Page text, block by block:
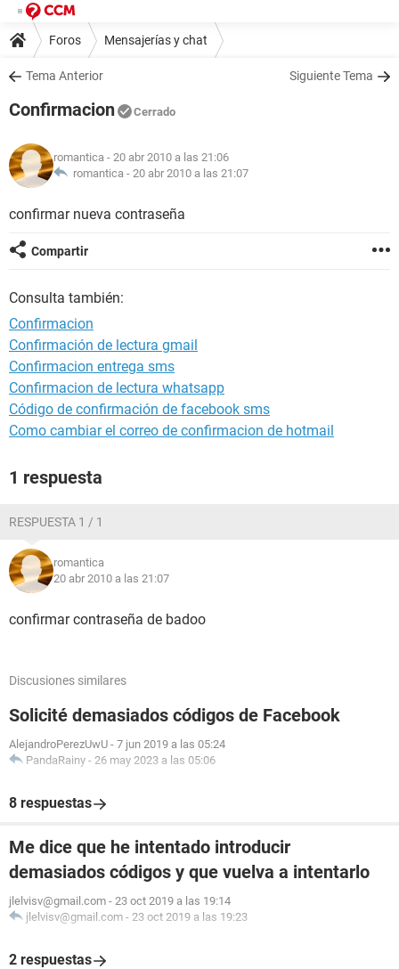
Foros Mensajerías y chat
Tema Anterior Siguiente Tema
Confirmacion Cerrado
romantica - 20 abr 2010 a las 21:06
romantica - 20 abr 2010 a las 21:07
confirmar nueva contraseña
Compartir
Consulta también:
Confirmacion
Confirmación de lectura gmail
Confirmacion entrega sms
Confirmacion de lectura whatsapp
Código de confirmación de facebook sms
Como cambiar el correo de confirmacion de hotmail
1 respuesta
RESPUESTA 1 / 1
romantica
20 abr 2010 a las 21:07
confirmar contraseña de badoo
Discusiones similares
Solicité demasiados códigos de Facebook
AlejandroPerezUwU - 7 jun 2019 a las 05:24
PandaRainy - 26 may 2023 a las 05:06
8 respuestas
Me dice que he intentado introducir
demasiados códigos y que vuelva a intentarlo
jlelvisv@gmail.com - 23 oct 2019 a las 19:14
jlelvisv@gmail.com - 23 oct 2019 a las 19:23
2 respuestas